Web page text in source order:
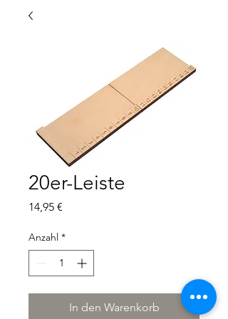
20er-Leiste
14,95 €
Anzahl *
In den Warenkorb